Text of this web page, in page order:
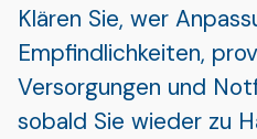
Klären Sie, wer
Empfindlichkeiten,
Versorgungen und
sobald Sie wieder zu